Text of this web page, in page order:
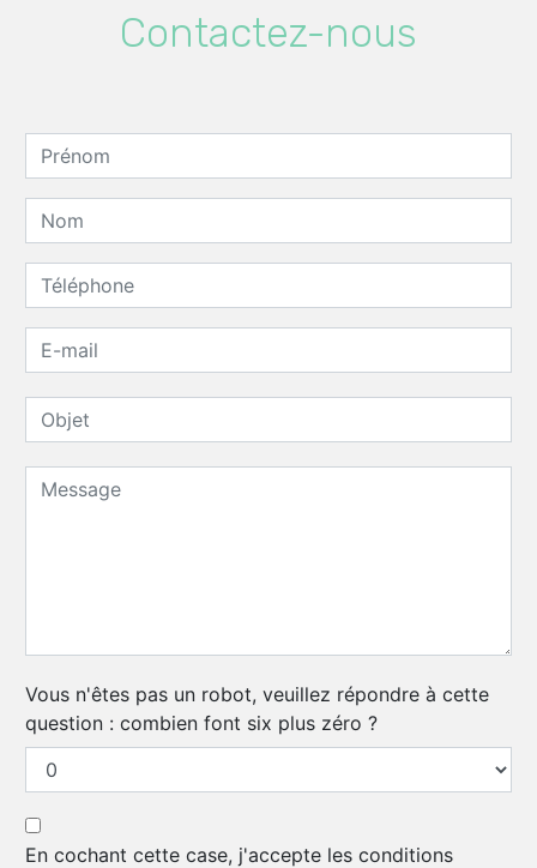
Contactez-nous
Vous n'êtes pas un robot, veuillez répondre à cette
question : combien font six plus zéro ?
En cochant cette case, j'accepte les conditions